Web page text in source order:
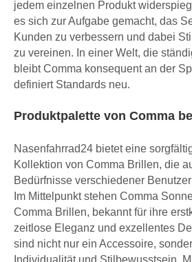
jedem einzelnen Produkt
es sich zur Aufgabe gemacht, das
Kunden zu verbessern und dabei
zu vereinen. In einer Welt, die
bleibt Comma konsequent an der
definiert Standards neu.
Produktpalette von Comma
Nasenfahrrad24 bietet eine
Kollektion von Comma Brillen, die
Bedürfnisse verschiedener
Im Mittelpunkt stehen Comma
Comma Brillen, bekannt für ihre
zeitlose Eleganz und exzellentes
sind nicht nur ein Accessoire,
Individualität und Stilbewusstsein.